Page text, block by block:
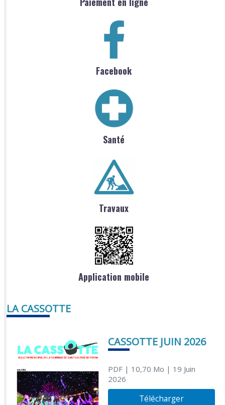
Facebook
Santé
Travaux
Application mobile
LA CASSOTTE
CASSOTTE JUIN 2026
PDF| 10,70 Mo | 19 Juin
2026
Télécharger